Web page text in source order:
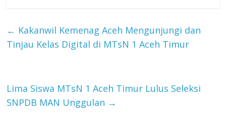
← Kakanwil Kemenag Aceh Mengunjungi dan
Tinjau Kelas Digital di MTsN 1 Aceh Timur
Lima Siswa MTsN 1 Aceh Timur Lulus Seleksi
SNPDB MAN Unggulan →